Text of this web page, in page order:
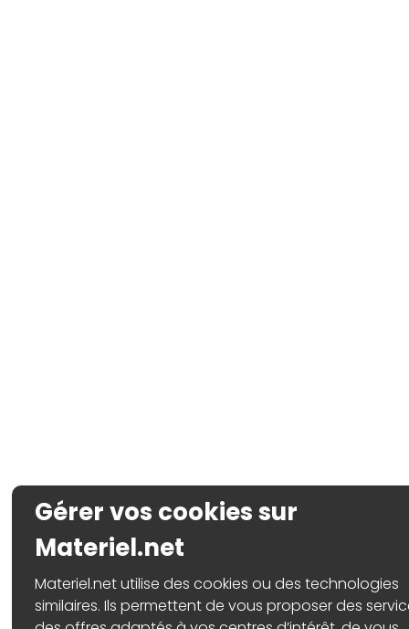
Gérer vos cookies sur
Materiel.net
Materiel.net utilise des cookies ou des technologies
similaires. Ils permettent de vous proposer des